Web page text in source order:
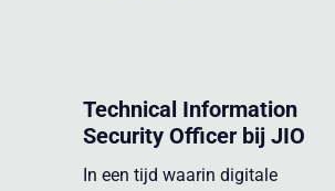
Technical Information
Security Officer bij JIO
In een tijd waarin digitale